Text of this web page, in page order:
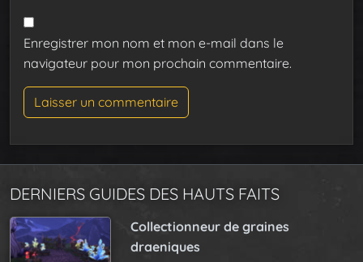
Enregistrer mon nom et mon e-mail dans le
navigateur pour mon prochain commentaire.
DERNIERS GUIDES DES HAUTS FAITS
Collectionneur de graines
draeniques